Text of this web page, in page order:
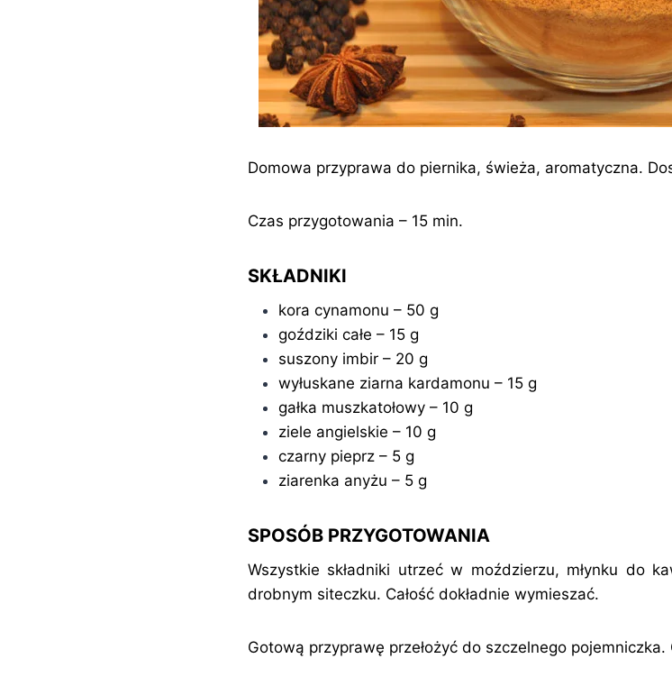
Domowa przyprawa do piernika, świeża, aromatyczna.
Czas przygotowania – 15 min.
SKŁADNIKI
kora cynamonu – 50 g
goździki całe – 15 g
suszony imbir – 20 g
wyłuskane ziarna kardamonu – 15 g
gałka muszkatołowy – 10 g
ziele angielskie – 10 g
czarny pieprz – 5 g
ziarenka anyżu – 5 g
SPOSÓB PRZYGOTOWANIA
Wszystkie składniki utrzeć w moździerzu, młynku do
drobnym siteczku. Całość dokładnie wymieszać.
Gotową przyprawę przełożyć do szczelnego pojemniczka.